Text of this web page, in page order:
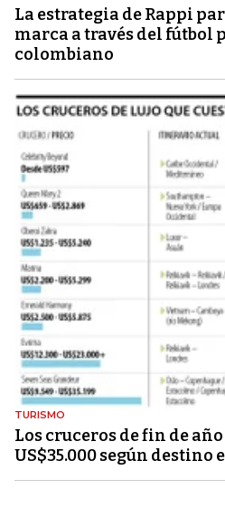
La estrategia de Rappi
marca a través del fútbol
colombiano
TURISMO
Los cruceros de fin de
US$35.000 según